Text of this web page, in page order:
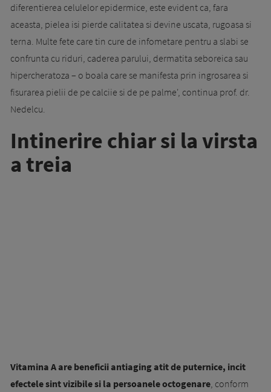
diferentierea celulelor epidermice, este evident ca, fara
aceasta, pielea isi pierde calitatea si devine uscata, rugoasa si
terna. Multe fete care tin cure de infometare pentru a slabi se
confrunta cu riduri, caderea parului, dermatita seboreica sau
hipercheratoza – o boala care se manifesta prin ingrosarea si
fisurarea pielii de pe calciie si de pe palme', continua prof. dr.
Nedelcu.
Intinerire chiar si la virsta
a treia
Vitamina A are beneficii antiaging atit de puternice, incit
efectele sint vizibile si la persoanele octogenare , conform